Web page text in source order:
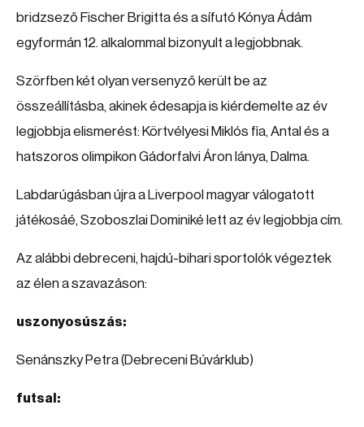
bridzsező Fischer Brigitta és a sífutó Kónya Ádám
egyformán 12. alkalommal bizonyult a legjobbnak.
Szörfben két olyan versenyző került be az
összeállításba, akinek édesapja is kiérdemelte az év
legjobbja elismerést: Körtvélyesi Miklós fia, Antal és a
hatszoros olimpikon Gádorfalvi Áron lánya, Dalma.
Labdarúgásban újra a Liverpool magyar válogatott
játékosáé, Szoboszlai Dominiké lett az év legjobbja cím.
Az alábbi debreceni, hajdú-bihari sportolók végeztek
az élen a szavazáson:
uszonyosúszás:
Senánszky Petra (Debreceni Búvárklub)
futsal: